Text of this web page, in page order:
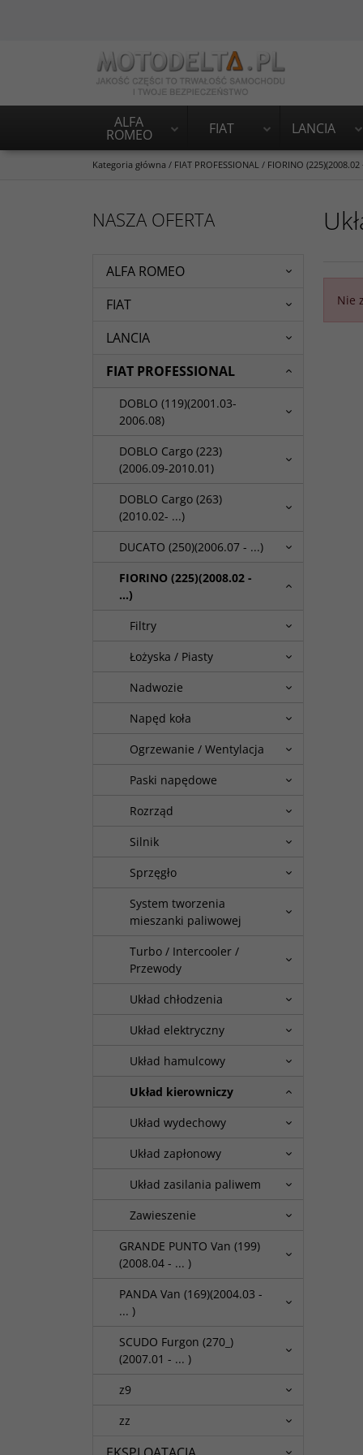
ALFA
ROMEO FIAT LANCIA
Kategoria główna / FIAT PROFESSIONAL / FIORINO (225)(2008.02
Nie
NASZA OFERTA
ALFA ROMEO
FIAT
LANCIA
FIAT PROFESSIONAL
DOBLO (119)(2001.03-
2006.08)
DOBLO Cargo (223)
(2006.09-2010.01)
DOBLO Cargo (263)
(2010.02- ...)
DUCATO (250)(2006.07 - ...)
FIORINO (225)(2008.02 -
...)
Filtry
Łożyska / Piasty
Nadwozie
Napęd koła
Ogrzewanie / Wentylacja
Paski napędowe
Rozrząd
Silnik
Sprzęgło
System tworzenia
mieszanki paliwowej
Turbo / Intercooler /
Przewody
Układ chłodzenia
Układ elektryczny
Układ hamulcowy
Układ kierowniczy
Układ wydechowy
Układ zapłonowy
Układ zasilania paliwem
Zawieszenie
GRANDE PUNTO Van (199)
(2008.04 - ... )
PANDA Van (169)(2004.03 -
... )
SCUDO Furgon (270_)
(2007.01 - ... )
z9
zz